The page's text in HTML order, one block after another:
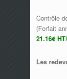
Contrôle
(Forfait
21.16€
Les